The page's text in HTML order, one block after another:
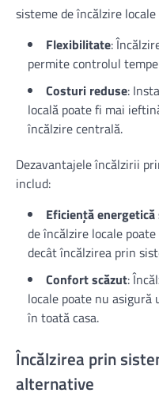
sisteme de încălzire
Flexibilitate:
permite controlul
Costuri reduse:
locală poate fi mai
încălzire centrală.
Dezavantajele încălzirii
includ:
Eficiență energetică
de încălzire locale
decât încălzirea prin
Confort scăzut:
locale poate nu
în toată casa.
Încălzirea prin
alternative